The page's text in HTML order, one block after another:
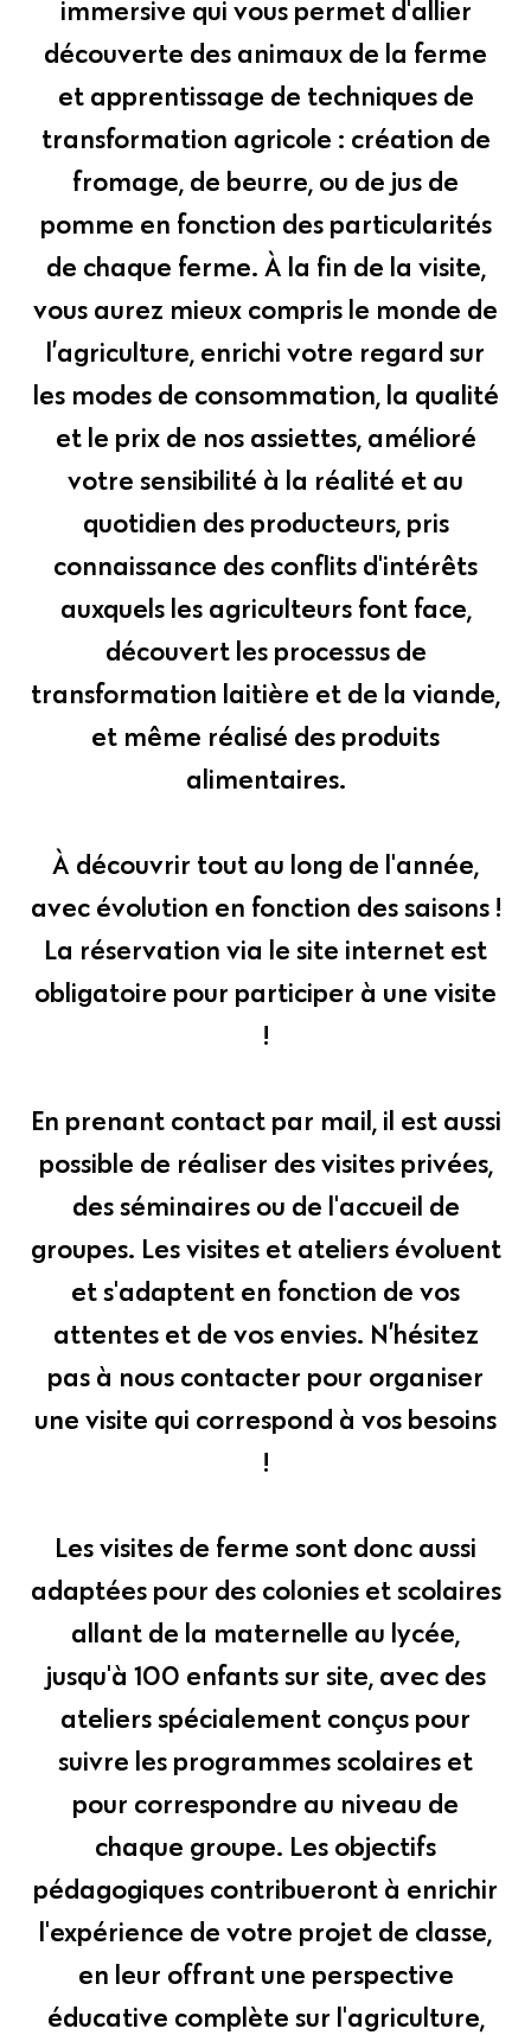
immersive qui vous permet d'allier
découverte des animaux de la ferme
et apprentissage de techniques de
transformation agricole : création de
fromage, de beurre, ou de jus de
pomme en fonction des particularités
de chaque ferme. À la fin de la visite,
vous aurez mieux compris le monde de
l’agriculture, enrichi votre regard sur
les modes de consommation, la qualité
et le prix de nos assiettes, amélioré
votre sensibilité à la réalité et au
quotidien des producteurs, pris
connaissance des conflits d'intérêts
auxquels les agriculteurs font face,
découvert les processus de
transformation laitière et de la viande,
et même réalisé des produits
alimentaires.
À découvrir tout au long de l'année,
avec évolution en fonction des saisons !
La réservation via le site internet est
obligatoire pour participer à une visite
!
En prenant contact par mail, il est aussi
possible de réaliser des visites privées,
des séminaires ou de l'accueil de
groupes. Les visites et ateliers évoluent
et s'adaptent en fonction de vos
attentes et de vos envies. N’hésitez
pas à nous contacter pour organiser
une visite qui correspond à vos besoins
!
Les visites de ferme sont donc aussi
adaptées pour des colonies et scolaires
allant de la maternelle au lycée,
jusqu'à 100 enfants sur site, avec des
ateliers spécialement conçus pour
suivre les programmes scolaires et
pour correspondre au niveau de
chaque groupe. Les objectifs
pédagogiques contribueront à enrichir
l'expérience de votre projet de classe,
en leur offrant une perspective
éducative complète sur l'agriculture,